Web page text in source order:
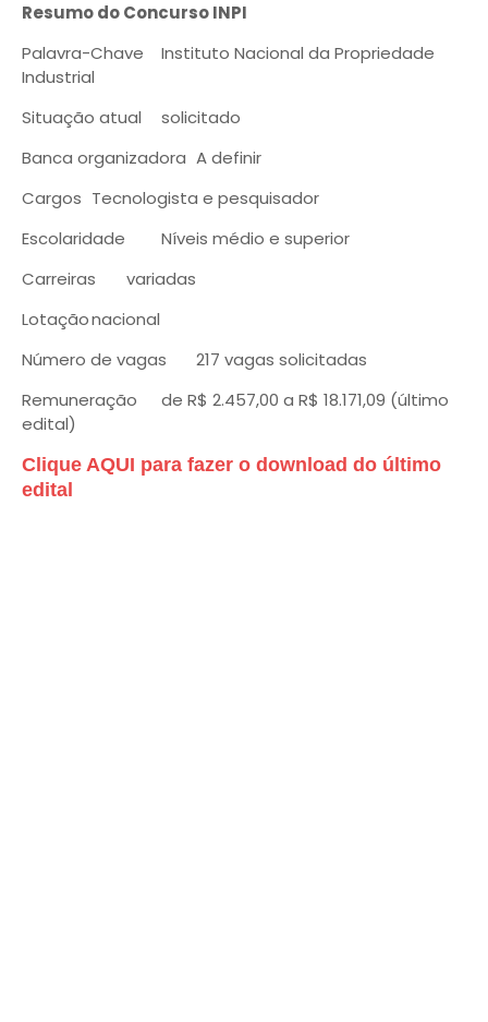
Resumo do Concurso INPI
Palavra-Chave
Instituto Nacional da Propriedade
Industrial
Situação atual
solicitado
Banca organizadora A definir
Cargos Tecnologista e pesquisador
Escolaridade
Níveis médio e superior
Carreiras
variadas
Lotaçãonacional
Número de vagas
217 vagas solicitadas
Remuneração
de R$ 2.457,00 a R$ 18.171,09 (último
edital)
Clique AQUI para fazer o download do último
edital